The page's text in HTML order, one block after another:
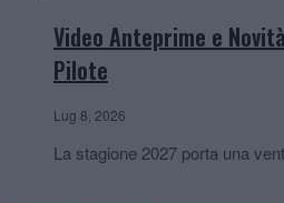
Video Anteprime e
Pilote
Lug 8, 2026
La stagione 2027 porta una